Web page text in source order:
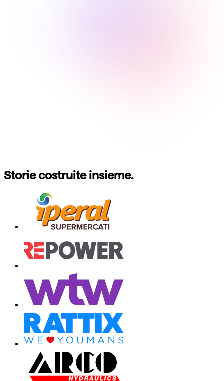
Storie costruite insieme.